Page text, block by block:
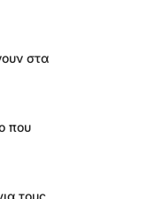
στα
που
τους